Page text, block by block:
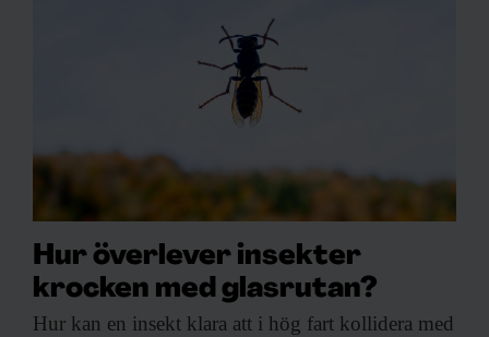
Hur överlever insekter
krocken med glasrutan?
Hur kan en insekt klara att i hög fart kollidera med